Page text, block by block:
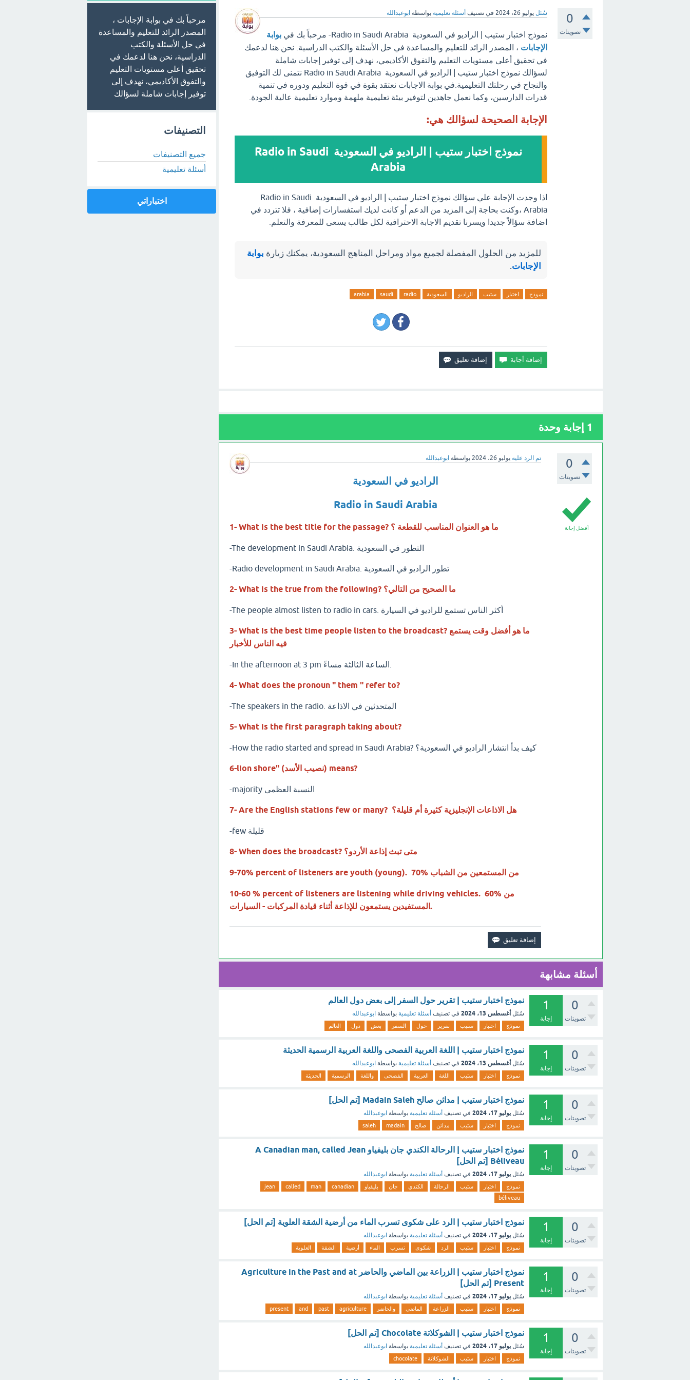
0
تصويتات
سُئل يوليو 26، 2024 في تصنيف أسئلة تعليمية بواسطة ابوعبدالله
نموذج اختبار ستيب | الراديو في السعودية Radio in Saudi Arabia- مرحباً بك في
بوابة
الإجابات ، المصدر الرائد للتعليم والمساعدة في حل الأسئلة والكتب الدراسية. نحن هنا لدعمك
في تحقيق أعلى مستويات التعليم والتفوق الأكاديمي، نهدف إلى توفير إجابات شاملة
لسؤالك نموذج اختبار ستيب | الراديو في السعودية Radio in Saudi Arabia نتمنى لك التوفيق
والنجاح في رحلتك التعليمية.في بوابة الاجابات نعتقد بقوة في قوة التعليم ودوره في تنمية
قدرات الدارسين، وكما نعمل جاهدين لتوفير بيئة تعليمية ملهمة وموارد تعليمية عالية الجودة.
الإجابة الصحيحة لسؤالك هي:
نموذج اختبار ستيب | الراديو في السعودية Radio in Saudi
Arabia
اذا وجدت الإجابة علي سؤالك نموذج اختبار ستيب | الراديو في السعودية Radio in Saudi
Arabia ،وكنت بحاجة إلى المزيد من الدعم أو كانت لديك استفسارات إضافية ، فلا تتردد في
اضافة سؤالاً جديدا ويسرنا تقديم الاجابة الاحترافية لكل طالب يسعى للمعرفة والتعلم.
للمزيد من الحلول المفصلة لجميع مواد ومراحل المناهج السعودية، يمكنك زيارة بوابة
الإجابات.
نموذج اختبار ستيب الراديو السعودية radio
saudi
arabia
1 إجابة وحدة
0
تصويتات
تم الرد عليه يوليو 26، 2024 بواسطة ابوعبدالله
أفضل إجابة
الراديو في السعودية
Radio in Saudi Arabia
1- What is the best title for the passage? ما هو العنوان المناسب للقطعة ؟
-The development in Saudi Arabia. التطور في السعودية
-Radio development in Saudi Arabia. تطور الراديو في السعودية
-The people almost listen to radio in cars. أكثر الناس تستمع للراديو في السيارة
3- What is the best time people listen to the broadcast? ما هو أفضل وقت يستمع
فيه الناس للأخبار
4- What does the pronoun " them " refer to?
-The speakers in the radio. المتحدثين في الاذاعة
5- What is the first paragraph taking about?
-How the radio started and spread in Saudi Arabia? كيف بدأ انتشار الراديو في السعودية؟
6-lion shore" (نصيب الأسد) means?
-majority النسبة العظمى
7- Are the English stations few or many? هل الاذاعات الإنجليزية كثيرة أم قليلة؟
-few قليلة
8- When does the broadcast? متى تبث إذاعة الأردو؟
9-70% percent of listeners are youth (young). 70% من المستمعين من الشباب
10-60 % percent of listeners are listening while driving vehicles. 60% من
المستفيدين يستمعون للإذاعة أثناء قيادة المركبات - السيارات.
أسئلة مشابهة
0
تصويتات
1
إجابة
نموذج اختبار ستيب | تقرير حول السفر إلى بعض دول العالم
سُئل أغسطس 13، 2024 في تصنيف أسئلة تعليمية بواسطة ابوعبدالله
نموذج اختبار ستيب تقرير حول السفر بعض دول العالم
0
تصويتات
1
إجابة
نموذج اختبار ستيب | اللغة العربية الفصحى واللغة العربية الرسمية الحديثة
سُئل أغسطس 13، 2024 في تصنيف أسئلة تعليمية بواسطة ابوعبدالله
نموذج اختبار ستيب اللغة العربية الفصحى واللغة الرسمية الحديثة
0
تصويتات
1
إجابة
نموذج اختبار ستيب | مدائن صالح Madain Saleh [تم الحل]
سُئل يوليو 17، 2024 في تصنيف أسئلة تعليمية بواسطة ابوعبدالله
نموذج اختبار ستيب مدائن صالح madain
saleh
0
تصويتات
1
إجابة
نموذج اختبار ستيب | الرحالة الكندي جان بليفياو A Canadian man, called Jean
Béliveau [تم الحل]
سُئل يوليو 17، 2024 في تصنيف أسئلة تعليمية بواسطة ابوعبدالله
نموذج اختبار ستيب الرحالة الكندي جان بليفياو canadian
man
called
jean
béliveau
0
تصويتات
1
إجابة
نموذج اختبار ستيب | الرد على شكوى تسرب الماء من أرضية الشقة العلوية [تم الحل]
سُئل يوليو 17، 2024 في تصنيف أسئلة تعليمية بواسطة ابوعبدالله
نموذج اختبار ستيب الرد شكوى تسرب الماء أرضية الشقة العلوية
0
تصويتات
1
إجابة
نموذج اختبار ستيب | الزراعة بين الماضي والحاضر Agriculture in the Past and at
Present [تم الحل]
سُئل يوليو 17، 2024 في تصنيف أسئلة تعليمية بواسطة ابوعبدالله
نموذج اختبار ستيب الزراعة الماضي والحاضر agriculture
past
and
present
0
تصويتات
1
إجابة
نموذج اختبار ستيب | الشوكلاتة Chocolate [تم الحل]
سُئل يوليو 17، 2024 في تصنيف أسئلة تعليمية بواسطة ابوعبدالله
نموذج اختبار ستيب الشوكلاتة chocolate
مرحباً بك في بوابة الإجابات ،
المصدر الرائد للتعليم والمساعدة
في حل الأسئلة والكتب
الدراسية، نحن هنا لدعمك في
تحقيق أعلى مستويات التعليم
والتفوق الأكاديمي، نهدف إلى
توفير إجابات شاملة لسؤالك
التصنيفات
جميع التصنيفات
أسئلة تعليمية
اختباراتي